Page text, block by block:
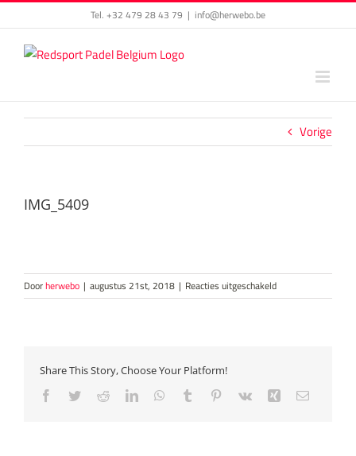
to
content
Tel. +32 479 28 43 79 | info@herwebo.be
Vorige
IMG_5409
Doorherwebo | augustus 21st, 2018 | Reacties uitgeschakeldvoor
IMG_5409
Share This Story, Choose Your Platform!
Facebook
TwitterRedditLinkedInWhatsApp
Tumblr Pinterest
Vk Xing E-